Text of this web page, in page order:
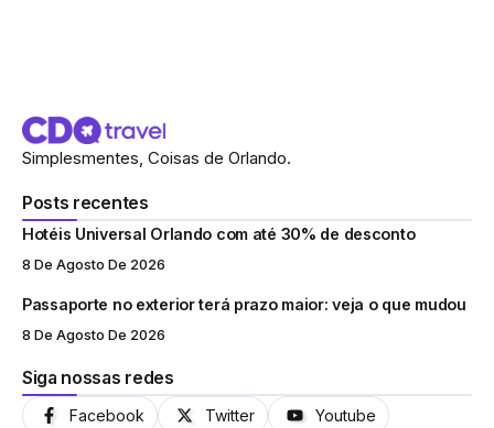
Simplesmentes, Coisas de Orlando.
Posts recentes
Hotéis Universal Orlando com até 30% de desconto
8 De Agosto De 2026
Passaporte no exterior terá prazo maior: veja o que mudou
8 De Agosto De 2026
Siga nossas redes
Facebook Twitter Youtube